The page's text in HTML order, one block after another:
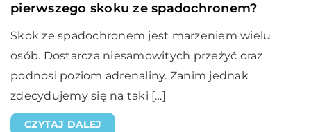
pierwszego skoku ze spadochronem?
Skok ze spadochronem jest marzeniem wielu
osób. Dostarcza niesamowitych przeżyć oraz
podnosi poziom adrenaliny. Zanim jednak
zdecydujemy się na taki […]
CZYTAJ DALEJ